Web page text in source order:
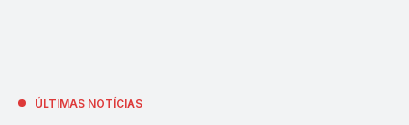
ÚLTIMAS NOTÍCIAS